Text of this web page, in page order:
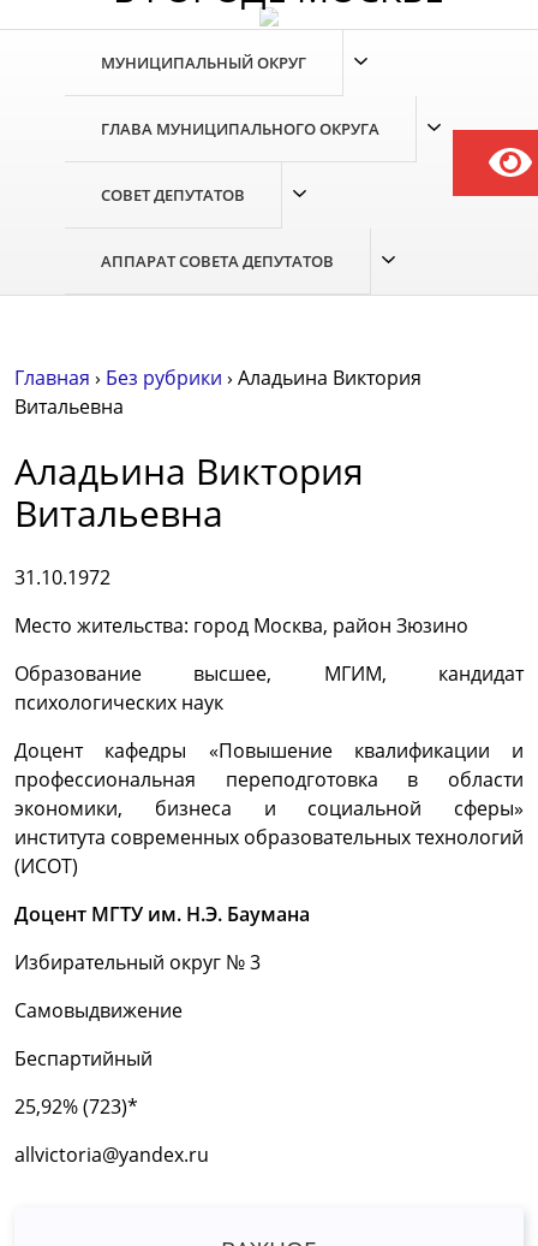
МУНИЦИПАЛЬНЫЙ ОКРУГ
ГЛАВА МУНИЦИПАЛЬНОГО ОКРУГА
СОВЕТ ДЕПУТАТОВ
АППАРАТ СОВЕТА ДЕПУТАТОВ
Главная › Без рубрики › Аладьина Виктория
Витальевна
Аладьина Виктория
Витальевна
31.10.1972
Место жительства: город Москва, район Зюзино
Образование высшее, МГИМ, кандидат
психологических наук
Доцент кафедры «Повышение квалификации и
профессиональная переподготовка в области
экономики, бизнеса и социальной сферы»
института современных образовательных технологий
(ИСОТ)
Доцент МГТУ им. Н.Э. Баумана
Избирательный округ № 3
Самовыдвижение
Беспартийный
25,92% (723)*
allvictoria@yandex.ru